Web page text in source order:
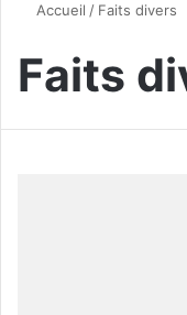
Accueil / Faits divers
Faits